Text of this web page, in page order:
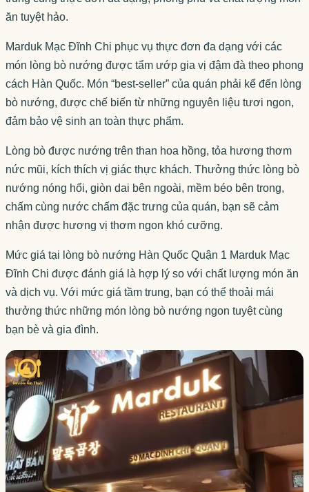
ăn tuyệt hảo.
Marduk Mạc Đĩnh Chi phục vụ thực đơn đa dạng với các
món lòng bò nướng được tẩm ướp gia vị đậm đà theo phong
cách Hàn Quốc. Món “best-seller” của quán phải kể đến lòng
bò nướng, được chế biến từ những nguyên liệu tươi ngon,
đảm bảo vệ sinh an toàn thực phẩm.
Lòng bò được nướng trên than hoa hồng, tỏa hương thơm
nức mũi, kích thích vị giác thực khách. Thưởng thức lòng bò
nướng nóng hổi, giòn dai bên ngoài, mềm béo bên trong,
chấm cùng nước chấm đặc trưng của quán, bạn sẽ cảm
nhận được hương vị thơm ngon khó cưỡng.
Mức giá tại lòng bò nướng Hàn Quốc Quận 1 Marduk Mạc
Đĩnh Chi được đánh giá là hợp lý so với chất lượng món ăn
và dịch vụ. Với mức giá tầm trung, bạn có thể thoải mái
thưởng thức những món lòng bò nướng ngon tuyệt cùng
bạn bè và gia đình.